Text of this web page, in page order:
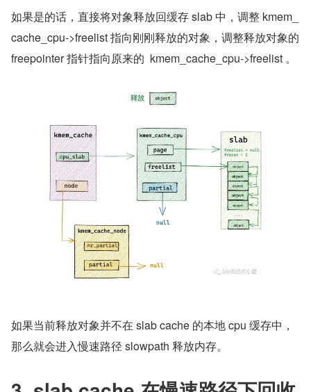
如果是的话，直接将对象释放回缓存 slab 中，调整 kmem_
cache_cpu->freelist 指向刚刚释放的对象，调整释放对象的
freepointer 指针指向原来的  kmem_cache_cpu->freelist 。
如果当前释放对象并不在 slab cache 的本地 cpu 缓存中，
那么就会进入慢速路径 slowpath 释放内存。